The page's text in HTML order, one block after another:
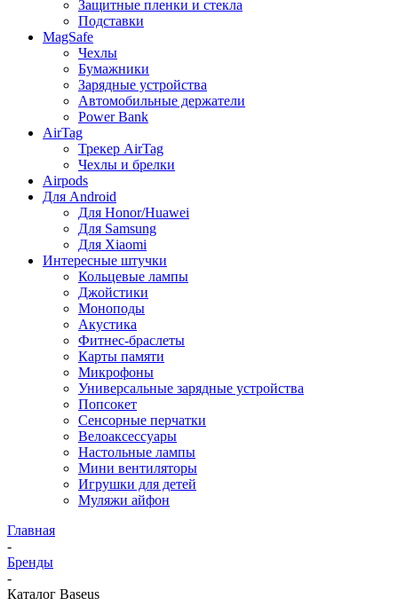
Защитные пленки и стекла
Подставки
MagSafe
Чехлы
Бумажники
Зарядные устройства
Автомобильные держатели
Power Bank
AirTag
Трекер AirTag
Чехлы и брелки
Airpods
Для Android
Для Honor/Huawei
Для Samsung
Для Xiaomi
Интересные штучки
Кольцевые лампы
Джойстики
Моноподы
Акустика
Фитнес-браслеты
Карты памяти
Микрофоны
Универсальные зарядные устройства
Попсокет
Сенсорные перчатки
Велоаксессуары
Настольные лампы
Мини вентиляторы
Игрушки для детей
Муляжи айфон
Главная
-
Бренды
-
Каталог Baseus